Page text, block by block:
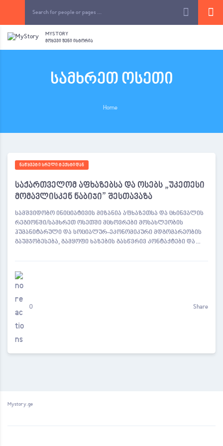
MYSTORY
ᲛᲝᲧᲔᲕᲘ ᲨᲔᲜᲘ ᲘᲡᲢᲝᲠᲘᲐ
სამხრეთ ოსეთი
Home
ᲜᲐᲬᲧᲕᲔᲢᲘ ᲡᲠᲣᲚᲘ ᲢᲔᲥᲡᲢᲘᲓᲐᲜ
საქართველომ აფხაზებსა და ოსებს „უკეთესი
მომავლისკენ ნაბიჯი” შესთავაზა
სამშვიდობო ინიციატივის მიზანია აფხაზეთსა და ცხინვალის
რეგიონში/სამხრეთ ოსეთში მცხოვრები მოსახლეობის
ჰუმანიტარული და სოციალურ-ეკონომიკური მდგომარეობის
გაუმჯობესება, გამყოფი ხაზების გასწვრივ კონტაქტები და…
0 Share
Mystory.ge